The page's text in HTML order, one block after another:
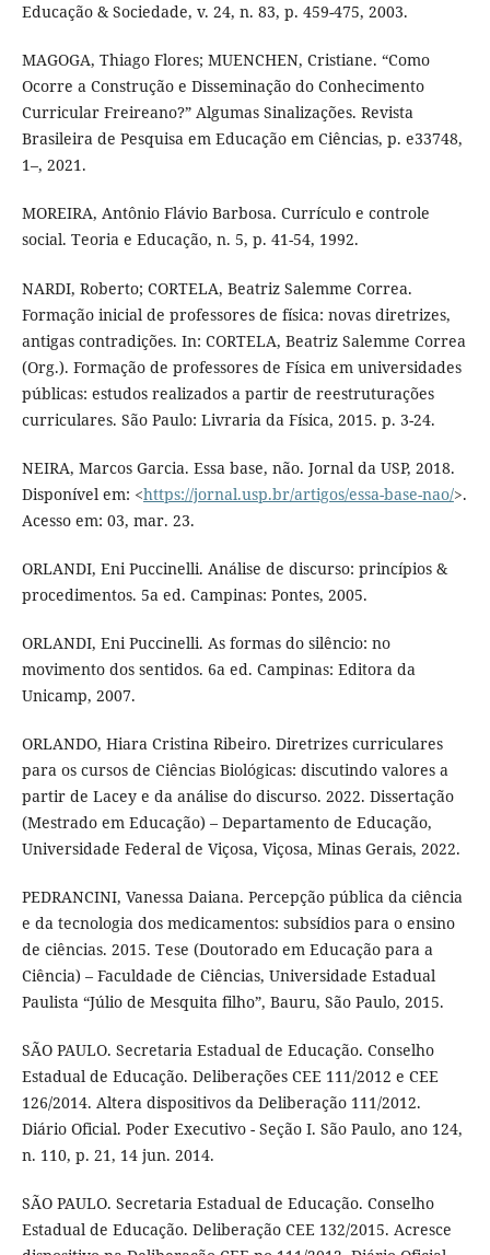
Educação & Sociedade, v. 24, n. 83, p. 459-475, 2003.
MAGOGA, Thiago Flores; MUENCHEN, Cristiane. “Como
Ocorre a Construção e Disseminação do Conhecimento
Curricular Freireano?” Algumas Sinalizações. Revista
Brasileira de Pesquisa em Educação em Ciências, p. e33748,
1–, 2021.
MOREIRA, Antônio Flávio Barbosa. Currículo e controle
social. Teoria e Educação, n. 5, p. 41-54, 1992.
NARDI, Roberto; CORTELA, Beatriz Salemme Correa.
Formação inicial de professores de física: novas diretrizes,
antigas contradições. In: CORTELA, Beatriz Salemme Correa
(Org.). Formação de professores de Física em universidades
públicas: estudos realizados a partir de reestruturações
curriculares. São Paulo: Livraria da Física, 2015. p. 3-24.
NEIRA, Marcos Garcia. Essa base, não. Jornal da USP, 2018.
Disponível em: <https://jornal.usp.br/artigos/essa-base-nao/>.
Acesso em: 03, mar. 23.
ORLANDI, Eni Puccinelli. Análise de discurso: princípios &
procedimentos. 5a ed. Campinas: Pontes, 2005.
ORLANDI, Eni Puccinelli. As formas do silêncio: no
movimento dos sentidos. 6a ed. Campinas: Editora da
Unicamp, 2007.
ORLANDO, Hiara Cristina Ribeiro. Diretrizes curriculares
para os cursos de Ciências Biológicas: discutindo valores a
partir de Lacey e da análise do discurso. 2022. Dissertação
(Mestrado em Educação) – Departamento de Educação,
Universidade Federal de Viçosa, Viçosa, Minas Gerais, 2022.
PEDRANCINI, Vanessa Daiana. Percepção pública da ciência
e da tecnologia dos medicamentos: subsídios para o ensino
de ciências. 2015. Tese (Doutorado em Educação para a
Ciência) – Faculdade de Ciências, Universidade Estadual
Paulista “Júlio de Mesquita filho”, Bauru, São Paulo, 2015.
SÃO PAULO. Secretaria Estadual de Educação. Conselho
Estadual de Educação. Deliberações CEE 111/2012 e CEE
126/2014. Altera dispositivos da Deliberação 111/2012.
Diário Oficial. Poder Executivo - Seção I. São Paulo, ano 124,
n. 110, p. 21, 14 jun. 2014.
SÃO PAULO. Secretaria Estadual de Educação. Conselho
Estadual de Educação. Deliberação CEE 132/2015. Acresce